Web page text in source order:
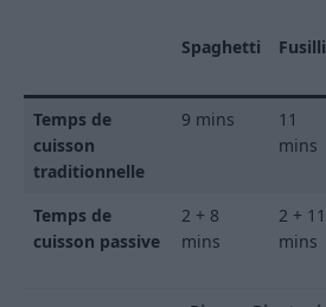
Spaghetti Fusilli
Temps de
cuisson
traditionnelle
9 mins
11
mins
Temps de
cuisson passive
2 + 8
mins
2 + 11
mins